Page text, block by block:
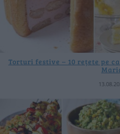
Torturi festive – 10 rețete pe